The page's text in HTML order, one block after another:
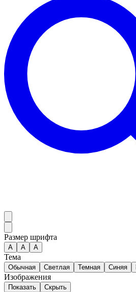
Размер шрифта
А A A
Тема
Обычная Светлая Темная Синяя
Изображения
Показать Скрыть